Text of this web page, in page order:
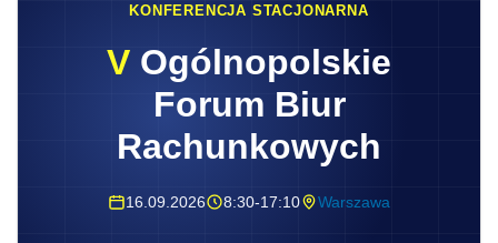
KONFERENCJA STACJONARNA
V Ogólnopolskie
Forum Biur
Rachunkowych
16.09.2026 8:30-17:10 Warszawa